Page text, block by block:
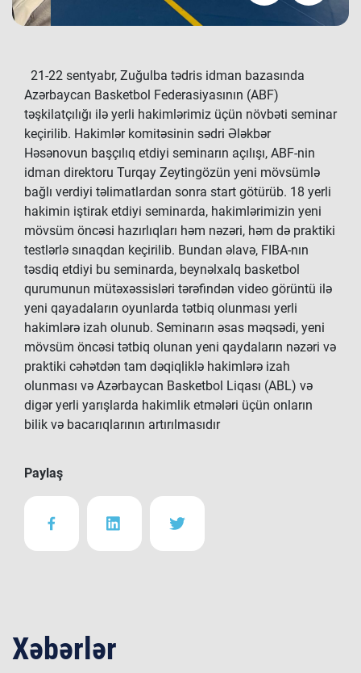
21-22 sentyabr, Zuğulba tədris idman bazasında
Azərbaycan Basketbol Federasiyasının (ABF)
təşkilatçılığı ilə yerli hakimlərimiz üçün növbəti seminar
keçirilib. Hakimlər komitəsinin sədri Ələkbər
Həsənovun başçılıq etdiyi seminarın açılışı, ABF-nin
idman direktoru Turqay Zeytingözün yeni mövsümlə
bağlı verdiyi təlimatlardan sonra start götürüb. 18 yerli
hakimin iştirak etdiyi seminarda, hakimlərimizin yeni
mövsüm öncəsi hazırlıqları həm nəzəri, həm də praktiki
testlərlə sınaqdan keçirilib. Bundan əlavə, FIBA-nın
təsdiq etdiyi bu seminarda, beynəlxalq basketbol
qurumunun mütəxəssisləri tərəfindən video görüntü ilə
yeni qayadaların oyunlarda tətbiq olunması yerli
hakimlərə izah olunub. Seminarın əsas məqsədi, yeni
mövsüm öncəsi tətbiq olunan yeni qaydaların nəzəri və
praktiki cəhətdən tam dəqiqliklə hakimlərə izah
olunması və Azərbaycan Basketbol Liqası (ABL) və
digər yerli yarışlarda hakimlik etmələri üçün onların
bilik və bacarıqlarının artırılmasıdır
Paylaş
Xəbərlər